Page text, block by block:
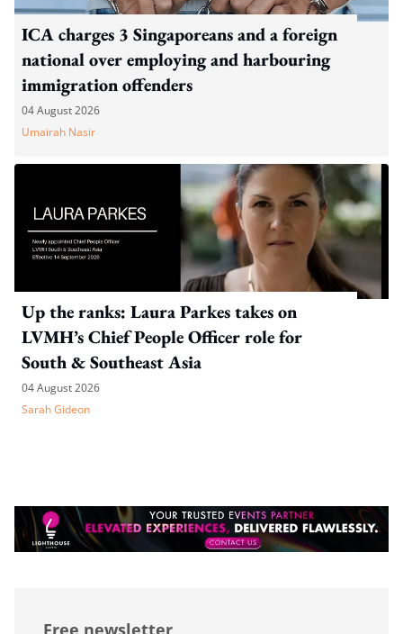
ICA charges 3 Singaporeans and a foreign
national over employing and harbouring
immigration offenders
04 August 2026
Umairah Nasir
Up the ranks: Laura Parkes takes on
LVMH’s Chief People Officer role for
South & Southeast Asia
04 August 2026
Sarah Gideon
Free newsletter